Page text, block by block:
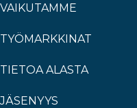
VAIKUTAMME
TYÖMARKKINAT
TIETOA ALASTA
JÄSENYYS